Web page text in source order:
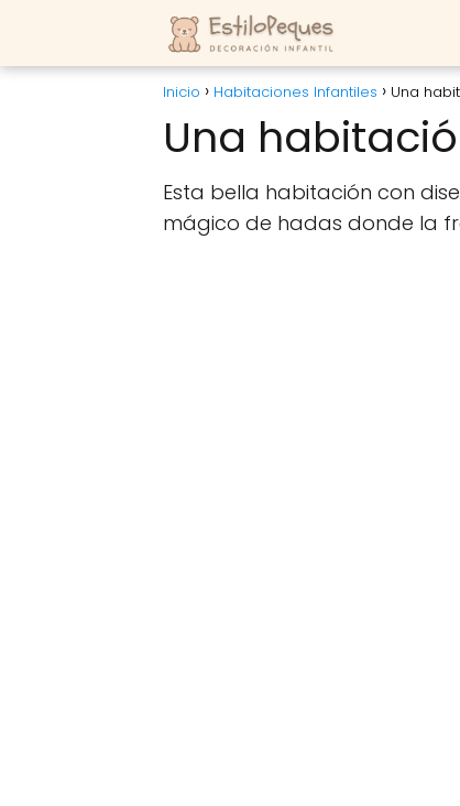
Inicio Habitaciones Infantiles Una
Una
Esta bella habitación con
mágico de hadas donde la